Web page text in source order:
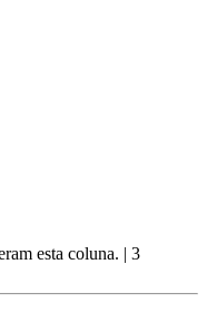
esta coluna. | 3